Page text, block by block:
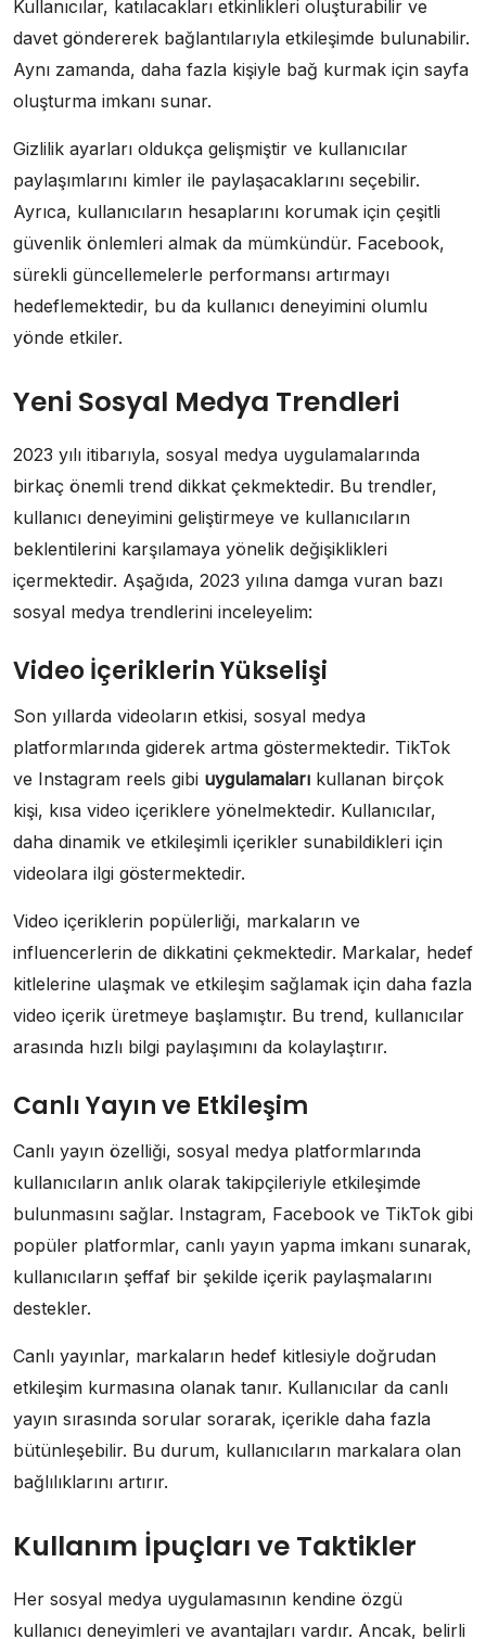
Kullanıcılar, katılacakları etkinlikleri oluşturabilir ve
davet göndererek bağlantılarıyla etkileşimde bulunabilir.
Aynı zamanda, daha fazla kişiyle bağ kurmak için sayfa
oluşturma imkanı sunar.
Gizlilik ayarları oldukça gelişmiştir ve kullanıcılar
paylaşımlarını kimler ile paylaşacaklarını seçebilir.
Ayrıca, kullanıcıların hesaplarını korumak için çeşitli
güvenlik önlemleri almak da mümkündür. Facebook,
sürekli güncellemelerle performansı artırmayı
hedeflemektedir, bu da kullanıcı deneyimini olumlu
yönde etkiler.
Yeni Sosyal Medya Trendleri
2023 yılı itibarıyla, sosyal medya uygulamalarında
birkaç önemli trend dikkat çekmektedir. Bu trendler,
kullanıcı deneyimini geliştirmeye ve kullanıcıların
beklentilerini karşılamaya yönelik değişiklikleri
içermektedir. Aşağıda, 2023 yılına damga vuran bazı
sosyal medya trendlerini inceleyelim:
Video İçeriklerin Yükselişi
Son yıllarda videoların etkisi, sosyal medya
platformlarında giderek artma göstermektedir. TikTok
ve Instagram reels gibi uygulamaları kullanan birçok
kişi, kısa video içeriklere yönelmektedir. Kullanıcılar,
daha dinamik ve etkileşimli içerikler sunabildikleri için
videolara ilgi göstermektedir.
Video içeriklerin popülerliği, markaların ve
influencerlerin de dikkatini çekmektedir. Markalar, hedef
kitlelerine ulaşmak ve etkileşim sağlamak için daha fazla
video içerik üretmeye başlamıştır. Bu trend, kullanıcılar
arasında hızlı bilgi paylaşımını da kolaylaştırır.
Canlı Yayın ve Etkileşim
Canlı yayın özelliği, sosyal medya platformlarında
kullanıcıların anlık olarak takipçileriyle etkileşimde
bulunmasını sağlar. Instagram, Facebook ve TikTok gibi
popüler platformlar, canlı yayın yapma imkanı sunarak,
kullanıcıların şeffaf bir şekilde içerik paylaşmalarını
destekler.
Canlı yayınlar, markaların hedef kitlesiyle doğrudan
etkileşim kurmasına olanak tanır. Kullanıcılar da canlı
yayın sırasında sorular sorarak, içerikle daha fazla
bütünleşebilir. Bu durum, kullanıcıların markalara olan
bağlılıklarını artırır.
Kullanım İpuçları ve Taktikler
Her sosyal medya uygulamasının kendine özgü
kullanıcı deneyimleri ve avantajları vardır. Ancak, belirli